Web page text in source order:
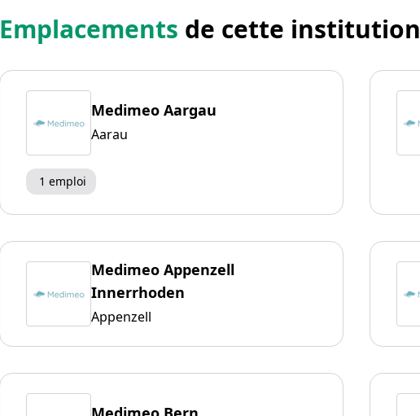
Emplacements de cette institution
Medimeo Aargau
Aarau
1 emploi
Medimeo Appenzell
Innerrhoden
Appenzell